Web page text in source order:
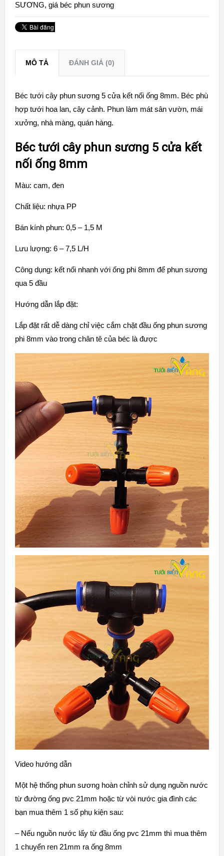
SƯƠNG, giá béc phun sương
MÔ TẢ ĐÁNH GIÁ (0)
Béc tưới cây phun sương 5 cửa kết nối ống 8mm. Béc phù
hợp tưới hoa lan, cây cảnh. Phun làm mát sân vườn, mái
xưởng, nhà màng, quán hàng.
Béc tưới cây phun sương 5 cửa kết
nối ống 8mm
Màu: cam, đen
Chất liệu: nhựa PP
Bán kính phun: 0,5 – 1,5 M
Lưu lượng: 6 – 7,5 L/H
Công dụng: kết nối nhanh với ống phi 8mm để phun sương
qua 5 đầu
Hướng dẫn lắp đặt:
Lắp đặt rất dễ dàng chỉ việc cắm chặt đầu ống phun sương
phi 8mm vào trong chân tê của béc là được
Video hướng dẫn
Một hệ thống phun sương hoàn chỉnh sử dụng nguồn nước
từ đường ống pvc 21mm hoặc từ vòi nước gia đình các
bạn mua thêm 1 số phụ kiện sau:
– Nếu nguồn nước lấy từ đầu ống pvc 21mm thì mua thêm
1 chuyển ren 21mm ra ống 8mm